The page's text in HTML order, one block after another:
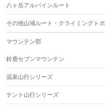
八ヶ岳アルパインルート
その他山域ルート・クライミングトポ
マウンテン部
鈴鹿セブンマウンテン
温泉山行シリーズ
テント山行シリーズ